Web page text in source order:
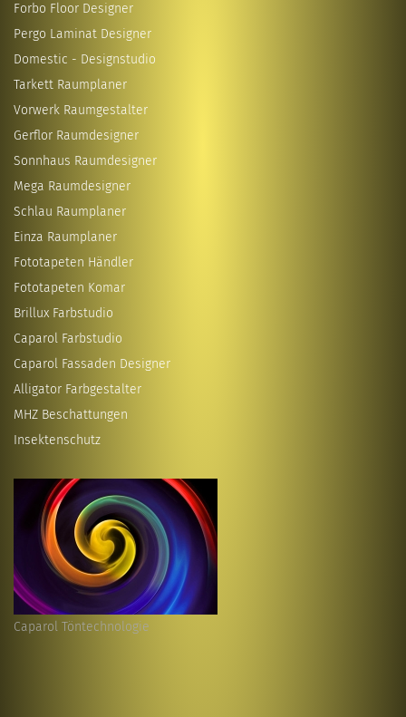
Forbo Floor Designer
Pergo Laminat Designer
Domestic - Designstudio
Tarkett Raumplaner
Vorwerk Raumgestalter
Gerflor Raumdesigner
Sonnhaus Raumdesigner
Mega Raumdesigner
Schlau Raumplaner
Einza Raumplaner
Fototapeten Händler
Fototapeten Komar
Brillux Farbstudio
Caparol Farbstudio
Caparol Fassaden Designer
Alligator Farbgestalter
MHZ Beschattungen
Insektenschutz
Caparol Töntechnologie